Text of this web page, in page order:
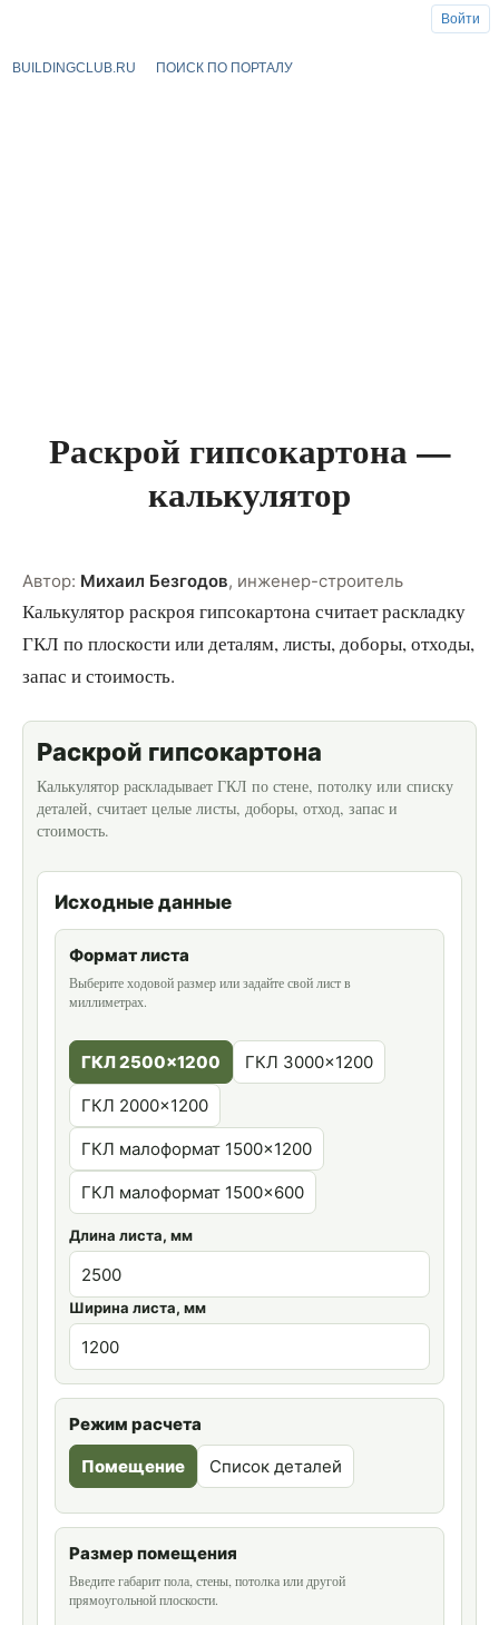
BUILDINGCLUB.RU ПОИСК ПО ПОРТАЛУ
Раскрой гипсокартона —
калькулятор
Автор: Михаил Безгодов, инженер-строитель
Калькулятор раскроя гипсокартона считает раскладку
ГКЛ по плоскости или деталям, листы, доборы, отходы,
запас и стоимость.
Раскрой гипсокартона
Калькулятор раскладывает ГКЛ по стене, потолку или списку
деталей, считает целые листы, доборы, отход, запас и
стоимость.
Исходные данные
Формат листа
Выберите ходовой размер или задайте свой лист в
миллиметрах.
ГКЛ 2500×1200 ГКЛ 3000×1200
ГКЛ 2000×1200
ГКЛ малоформат 1500×1200
ГКЛ малоформат 1500×600
Длина листа, мм
Ширина листа, мм
Режим расчета
Помещение
Список деталей
Размер помещения
Введите габарит пола, стены, потолка или другой
прямоугольной плоскости.
Войти